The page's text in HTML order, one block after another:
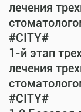
лечения
#CITY#
1-й этап
лечения
#CITY#